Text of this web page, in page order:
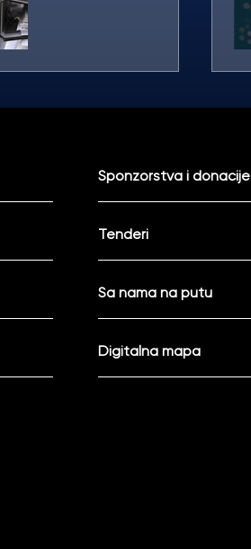
Sponzorstva i donacije
Tenderi
Sa nama na putu
Digitalna mapa